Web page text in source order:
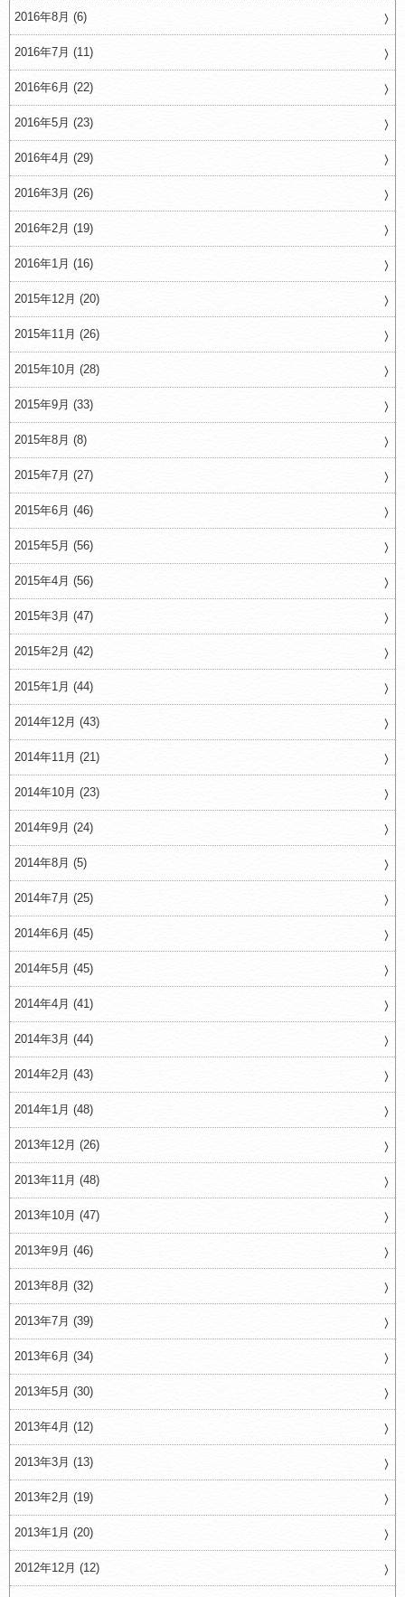
2016年8月 (6)
2016年7月 (11)
2016年6月 (22)
2016年5月 (23)
2016年4月 (29)
2016年3月 (26)
2016年2月 (19)
2016年1月 (16)
2015年12月 (20)
2015年11月 (26)
2015年10月 (28)
2015年9月 (33)
2015年8月 (8)
2015年7月 (27)
2015年6月 (46)
2015年5月 (56)
2015年4月 (56)
2015年3月 (47)
2015年2月 (42)
2015年1月 (44)
2014年12月 (43)
2014年11月 (21)
2014年10月 (23)
2014年9月 (24)
2014年8月 (5)
2014年7月 (25)
2014年6月 (45)
2014年5月 (45)
2014年4月 (41)
2014年3月 (44)
2014年2月 (43)
2014年1月 (48)
2013年12月 (26)
2013年11月 (48)
2013年10月 (47)
2013年9月 (46)
2013年8月 (32)
2013年7月 (39)
2013年6月 (34)
2013年5月 (30)
2013年4月 (12)
2013年3月 (13)
2013年2月 (19)
2013年1月 (20)
2012年12月 (12)